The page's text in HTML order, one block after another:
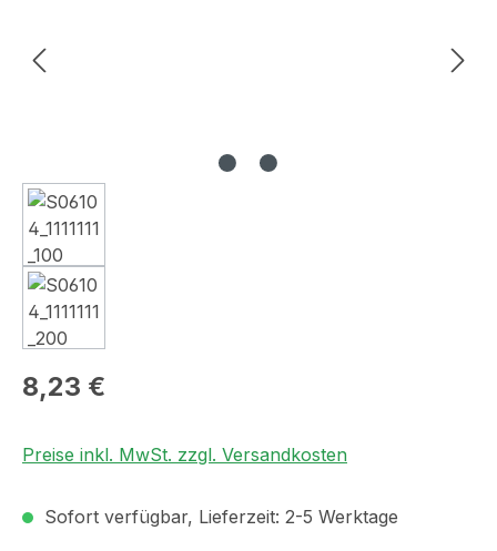
Regulärer Preis:
8,23 €
Preise inkl. MwSt. zzgl. Versandkosten
Sofort verfügbar, Lieferzeit: 2-5 Werktage